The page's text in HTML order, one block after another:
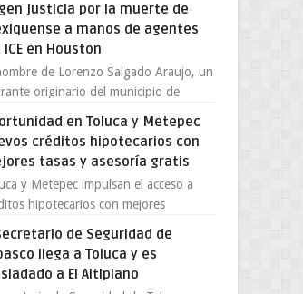
26 ejemplares será...
justicia por la muerte de
a manos de agentes
ICE en Houston
de Lorenzo Salgado Araujo, un
originario del municipio de
en el centro de un...
en Toluca y Metepec
créditos hipotecarios con
tasas y asesoría gratis
y Metepec impulsan el acceso a
hipotecarios con mejores
Con la creciente neces...
de Seguridad de
llega a Toluca y es
a El Altiplano